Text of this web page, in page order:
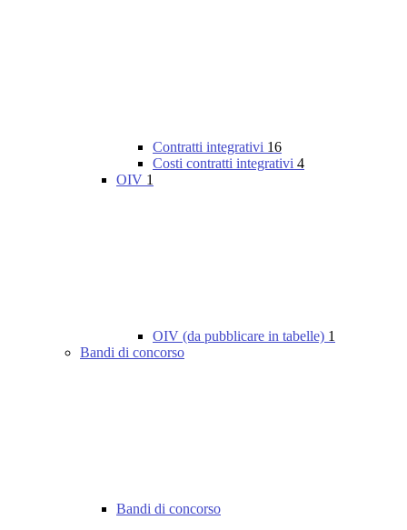
Contratti integrativi 16
Costi contratti integrativi 4
OIV 1
OIV (da pubblicare in tabelle) 1
Bandi di concorso
Bandi di concorso